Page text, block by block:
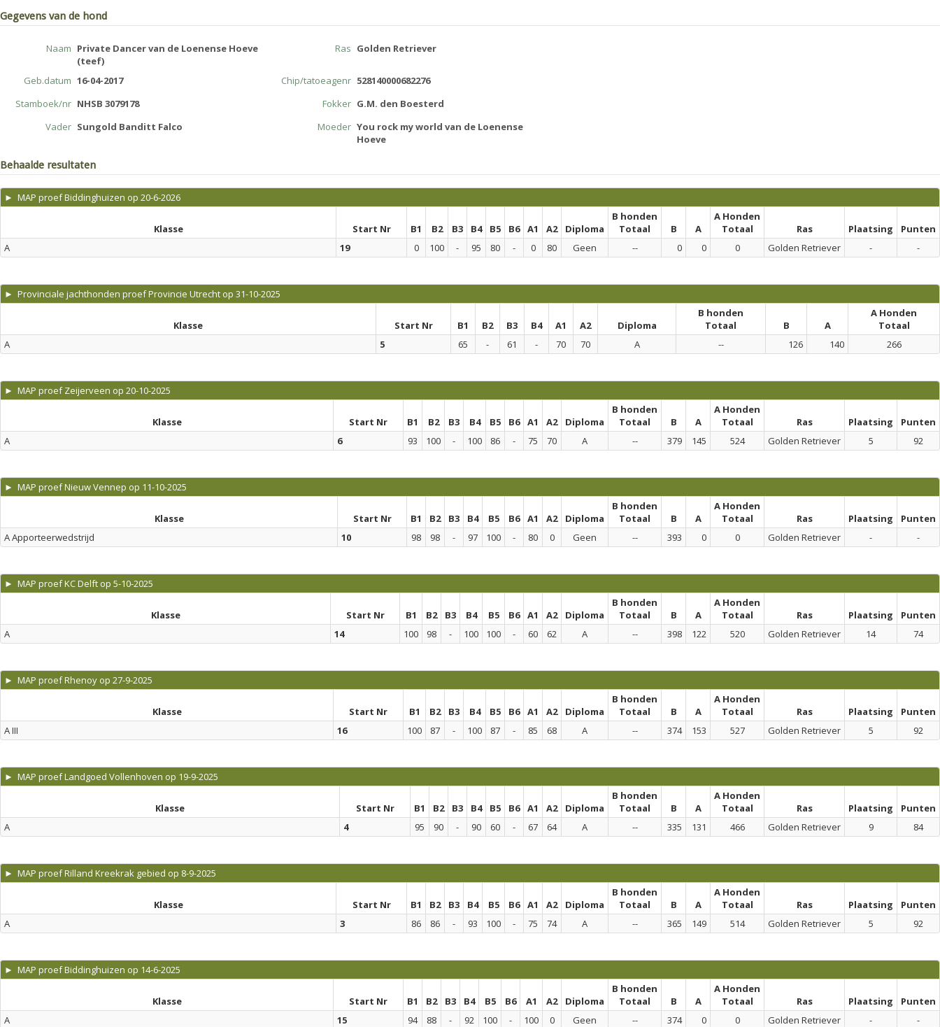
Gegevens van de hond
Naam Private Dancer van de Loenense Hoeve
(teef)
Ras Golden Retriever
Geb.datum 16-04-2017 Chip/tatoeagenr 528140000682276
Stamboek/nr NHSB 3079178 Fokker G.M. den Boesterd
Vader Sungold Banditt Falco Moeder You rock my world van de Loenense
Hoeve
Behaalde resultaten
► MAP proef Biddinghuizen op 20-6-2026
Klasse Start Nr B1 B2 B3 B4 B5 B6 A1 A2 Diploma
B honden
Totaal
B A
A Honden
Totaal
Ras Plaatsing
Punten
A
19 0 100 - 95 80 - 0 80 Geen -- 0 0 0 Golden Retriever - -
► Provinciale jachthonden proef Provincie Utrecht op 31-10-2025
Klasse Start Nr B1 B2 B3 B4 A1 A2 Diploma
B honden
Totaal
B A
A Honden
Totaal
A
5 65 - 61 - 70 70 A -- 126 140 266
► MAP proef Zeijerveen op 20-10-2025
Klasse Start Nr B1 B2 B3 B4 B5 B6 A1 A2 Diploma
B honden
Totaal
B A
A Honden
Totaal
Ras Plaatsing
Punten
A
6 93 100 - 100 86 - 75 70 A -- 379 145 524 Golden Retriever 5 92
► MAP proef Nieuw Vennep op 11-10-2025
Klasse Start Nr B1 B2 B3 B4 B5 B6 A1 A2 Diploma
B honden
Totaal
B A
A Honden
Totaal
Ras Plaatsing
Punten
A Apporteerwedstrijd
10 98 98 - 97 100 - 80 0 Geen -- 393 0 0 Golden Retriever - -
► MAP proef KC Delft op 5-10-2025
Klasse Start Nr B1 B2 B3 B4 B5 B6 A1 A2 Diploma
B honden
Totaal
B A
A Honden
Totaal
Ras Plaatsing
Punten
A
14 100 98 - 100 100 - 60 62 A -- 398 122 520 Golden Retriever 14 74
► MAP proef Rhenoy op 27-9-2025
Klasse Start Nr B1 B2 B3 B4 B5 B6 A1 A2 Diploma
B honden
Totaal
B A
A Honden
Totaal
Ras Plaatsing
Punten
A III
16 100 87 - 100 87 - 85 68 A -- 374 153 527 Golden Retriever 5 92
► MAP proef Landgoed Vollenhoven op 19-9-2025
Klasse Start Nr B1 B2 B3 B4 B5 B6 A1 A2 Diploma
B honden
Totaal
B A
A Honden
Totaal
Ras Plaatsing
Punten
A
4 95 90 - 90 60 - 67 64 A -- 335 131 466 Golden Retriever 9 84
► MAP proef Rilland Kreekrak gebied op 8-9-2025
Klasse Start Nr B1 B2 B3 B4 B5 B6 A1 A2 Diploma
B honden
Totaal
B A
A Honden
Totaal
Ras Plaatsing
Punten
A
3 86 86 - 93 100 - 75 74 A -- 365 149 514 Golden Retriever 5 92
► MAP proef Biddinghuizen op 14-6-2025
Klasse Start Nr B1 B2 B3 B4 B5 B6 A1 A2 Diploma
B honden
Totaal
B A
A Honden
Totaal
Ras Plaatsing
Punten
A
15 94 88 - 92 100 - 100 0 Geen -- 374 0 0 Golden Retriever - -